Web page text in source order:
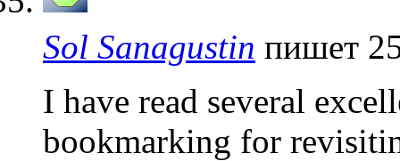
Sol Sanagustin пишет
I have read several
bookmarking for